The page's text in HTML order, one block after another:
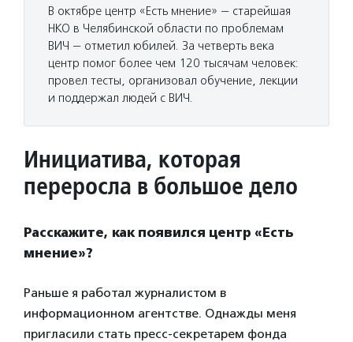
В октябре центр «Есть мнение» — старейшая
НКО в Челябинской области по проблемам
ВИЧ — отметил юбилей. За четверть века
центр помог более чем 120 тысячам человек:
провел тесты, организовал обучение, лекции
и поддержал людей с ВИЧ.
Инициатива, которая
переросла в большое дело
Расскажите, как появился центр «Есть
мнение»?
Раньше я работал журналистом в
информационном агентстве. Однажды меня
пригласили стать пресс-секретарем фонда